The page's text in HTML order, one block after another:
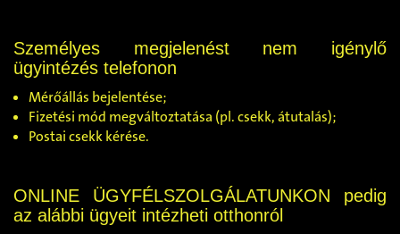
Személyes megjelenést nem igénylő
ügyintézés telefonon
Mérőállás bejelentése;
Fizetési mód megváltoztatása (pl. csekk, átutalás);
Postai csekk kérése.
ONLINE ÜGYFÉLSZOLGÁLATUNKON pedig
az alábbi ügyeit intézheti otthonról